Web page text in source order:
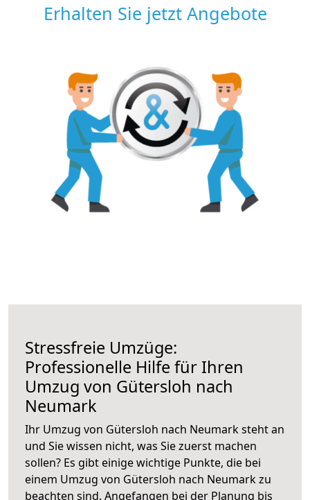
Erhalten Sie jetzt Angebote
Stressfreie Umzüge:
Professionelle Hilfe für Ihren
Umzug von Gütersloh nach
Neumark
Ihr Umzug von Gütersloh nach Neumark steht an
und Sie wissen nicht, was Sie zuerst machen
sollen? Es gibt einige wichtige Punkte, die bei
einem Umzug von Gütersloh nach Neumark zu
beachten sind. Angefangen bei der Planung bis